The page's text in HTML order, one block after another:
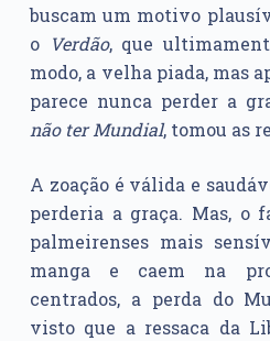
buscam um motivo
o Verdão, que
modo, a velha piada, mas
parece nunca perder a
não ter Mundial, tomou as
A zoação é válida e
perderia a graça. Mas, o
palmeirenses mais
manga e caem na
centrados, a perda do
visto que a ressaca da